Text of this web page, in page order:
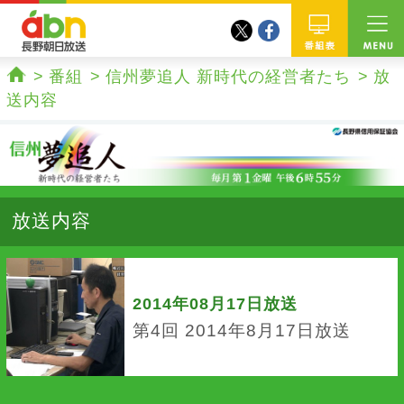
番組
twitterfacebook
ホーム
番組 信州夢追人 新時代の経営者たち
放
送内容
放送内容
2014年08月17日放送
第4回 2014年8月17日放送